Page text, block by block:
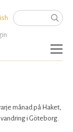
Sök
månad på Haket,
i Göteborg.